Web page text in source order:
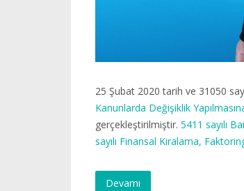
25 Şubat 2020 tarih ve 31050
Kanunlarda Değişiklik
gerçekleştirilmiştir. 5411 sayılı
sayılı Finansal Kiralama,
Devamı